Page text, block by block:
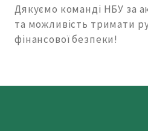
Дякуємо команді НБУ за
та можливість тримати
фінансової безпеки!